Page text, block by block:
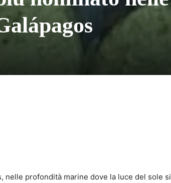
nelle profondità marine dove la luce del sole si